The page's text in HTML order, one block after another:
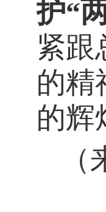
护“
紧跟
的精
的辉